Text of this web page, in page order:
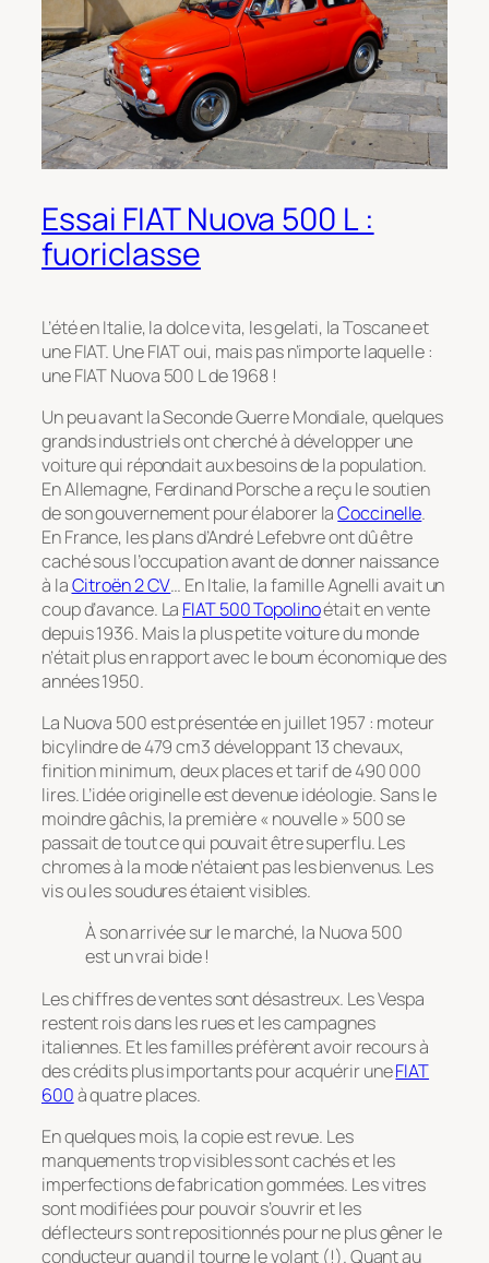
Essai FIAT Nuova 500 L :
fuoriclasse
L’été en Italie, la dolce vita, les gelati, la Toscane et
une FIAT. Une FIAT oui, mais pas n’importe laquelle :
une FIAT Nuova 500 L de 1968 !
Un peu avant la Seconde Guerre Mondiale, quelques
grands industriels ont cherché à développer une
voiture qui répondait aux besoins de la population.
En Allemagne, Ferdinand Porsche a reçu le soutien
de son gouvernement pour élaborer laCoccinelle.
En France, les plans d’André Lefebvre ont dû être
caché sous l’occupation avant de donner naissance
à laCitroën 2 CV… En Italie, la famille Agnelli avait un
coup d’avance. La FIAT 500 Topolinoétait en vente
depuis 1936. Mais la plus petite voiture du monde
n’était plus en rapport avec le boum économique des
années 1950.
La Nuova 500 est présentée en juillet 1957 : moteur
bicylindre de 479 cm3 développant 13 chevaux,
finition minimum, deux places et tarif de 490 000
lires. L’idée originelle est devenue idéologie. Sans le
moindre gâchis, la première « nouvelle » 500 se
passait de tout ce qui pouvait être superflu. Les
chromes à la mode n’étaient pas les bienvenus. Les
vis ou les soudures étaient visibles.
À son arrivée sur le marché, la Nuova 500
est un vrai bide !
Les chiffres de ventes sont désastreux. Les Vespa
restent rois dans les rues et les campagnes
italiennes. Et les familles préfèrent avoir recours à
des crédits plus importants pour acquérir uneFIAT
600à quatre places.
En quelques mois, la copie est revue. Les
manquements trop visibles sont cachés et les
imperfections de fabrication gommées. Les vitres
sont modifiées pour pouvoir s’ouvrir et les
déflecteurs sont repositionnés pour ne plus gêner le
conducteur quand il tourne le volant (!). Quant au